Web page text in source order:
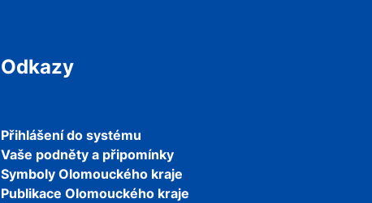
Odkazy
Přihlášení do systému
Vaše podněty a připomínky
Symboly Olomouckého kraje
Publikace Olomouckého kraje